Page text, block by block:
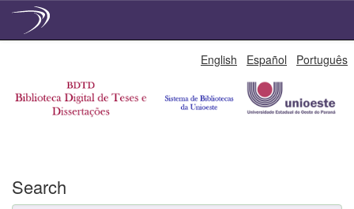
English Español Português
Search